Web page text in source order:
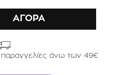
ΑΓΟΡΑ
άνω των 49€